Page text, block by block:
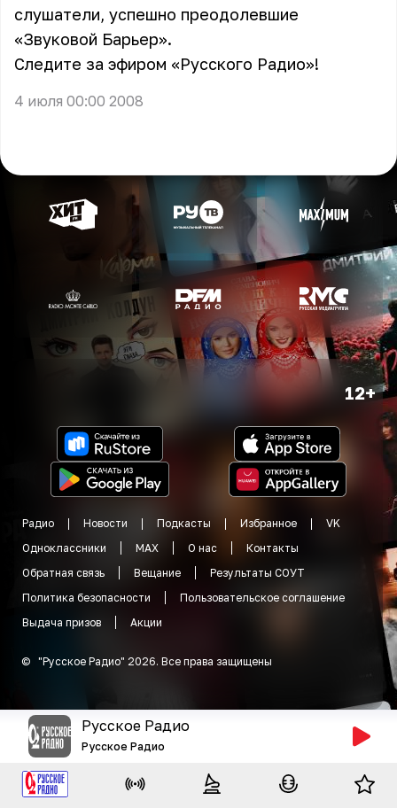
слушатели, успешно преодолевшие
«Звуковой Барьер».
Следите за эфиром «Русского Радио»!
4 июля 00:00 2008
12+
Радио Новости Подкасты Избранное
VK
Одноклассники
MAX О нас
Контакты
Обратная связь
Вещание
Результаты СОУТ
Политика безопасности
Пользовательское соглашение
Выдача призов
Акции
© "Русское Радио" 2026. Все права защищены
Русское Радио
Русское Радио